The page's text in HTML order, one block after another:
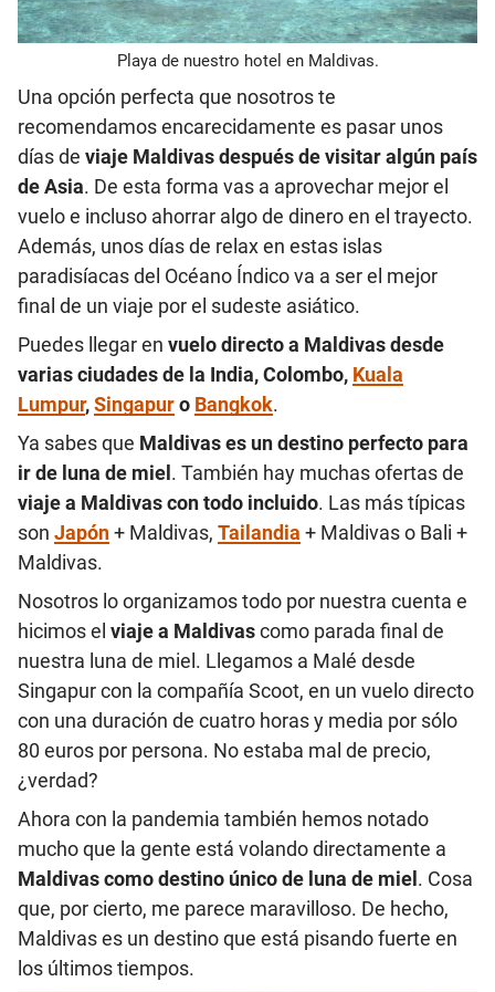
Playa de nuestro hotel en Maldivas.
Una opción perfecta que nosotros te
recomendamos encarecidamente es pasar unos
días de viaje Maldivas después de visitar algún país
de Asia. De esta forma vas a aprovechar mejor el
vuelo e incluso ahorrar algo de dinero en el trayecto.
Además, unos días de relax en estas islas
paradisíacas del Océano Índico va a ser el mejor
final de un viaje por el sudeste asiático.
Puedes llegar en vuelo directo a Maldivas desde
varias ciudades de la India, Colombo, Kuala
Lumpur,Singapuro Bangkok.
Ya sabes que Maldivas es un destino perfecto para
ir de luna de miel . También hay muchas ofertas de
viaje a Maldivas con todo incluido. Las más típicas
son Japón+ Maldivas, Tailandia + Maldivas o Bali +
Maldivas.
Nosotros lo organizamos todo por nuestra cuenta e
hicimos el viaje a Maldivascomo parada final de
nuestra luna de miel. Llegamos a Malé desde
Singapur con la compañía Scoot, en un vuelo directo
con una duración de cuatro horas y media por sólo
80 euros por persona. No estaba mal de precio,
¿verdad?
Ahora con la pandemia también hemos notado
mucho que la gente está volando directamente a
Maldivas como destino único de luna de miel . Cosa
que, por cierto, me parece maravilloso. De hecho,
Maldivas es un destino que está pisando fuerte en
los últimos tiempos.